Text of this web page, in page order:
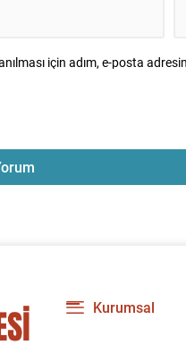
için adım, e-posta
Kurumsal